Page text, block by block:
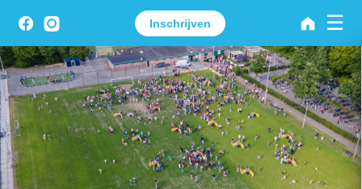
Inschrijven ☰